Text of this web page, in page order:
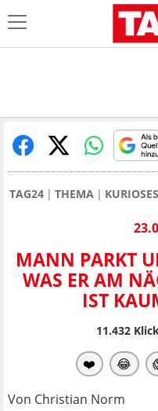
TAG24 THEMA KURIOSES
MANN PARKT
WAS ER AM
IST
11.432
❤️ 😂
Von Christian Norm